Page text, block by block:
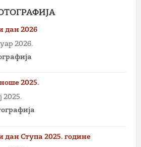
дан 2026
2026.
2025.
2025.
дан Ступа 2025. године